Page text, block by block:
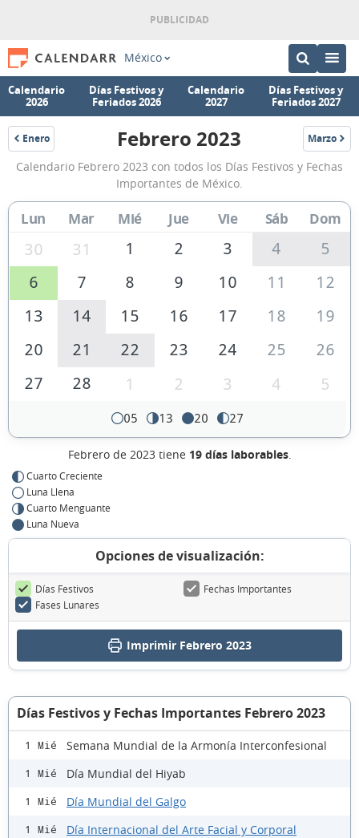
México
Calendario
2026
Días Festivos y
Feriados 2026
Calendario
2027
Días Festivos y
Feriados 2027
Enero
2023
Calendario
Febrero
2023
de
México
Febrero 2023 Marzo
2023
Calendario Febrero 2023 con todos los Días Festivos y Fechas
Importantes de México.
Lun Mar Mié Jue Vie Sáb Dom
30 31 1 2 3 4
5
6
7 8 9 10 11
12
13
14 15 16 17 18
19
20
21 22 23 24 25
26
27
28 1 2 3 4 5
05 13 20 27
Febrero de 2023 tiene 19 días laborables.
Cuarto Creciente
Luna Llena
Cuarto Menguante
Luna Nueva
Opciones de visualización:
Días Festivos
Fechas Importantes
Fases Lunares
Imprimir Febrero 2023
Días Festivos y Fechas Importantes Febrero 2023
1 Mié Semana Mundial de la Armonía Interconfesional
1 Mié Día Mundial del Hiyab
1 Mié Día Mundial del Galgo
1 Mié Día Internacional del Arte Facial y Corporal